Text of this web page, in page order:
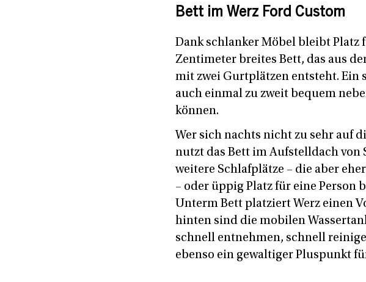
Bett im Werz Ford Custom
Dank schlanker Möbel bleibt Platz
Zentimeter breites Bett, das aus
mit zwei Gurtplätzen entsteht. Ein
auch einmal zu zweit bequem
können.
Wer sich nachts nicht zu sehr auf
nutzt das Bett im Aufstelldach von
weitere Schlafplätze – die aber
– oder üppig Platz für eine Person
Unterm Bett platziert Werz einen
hinten sind die mobilen
schnell entnehmen, schnell
ebenso ein gewaltiger Pluspunkt